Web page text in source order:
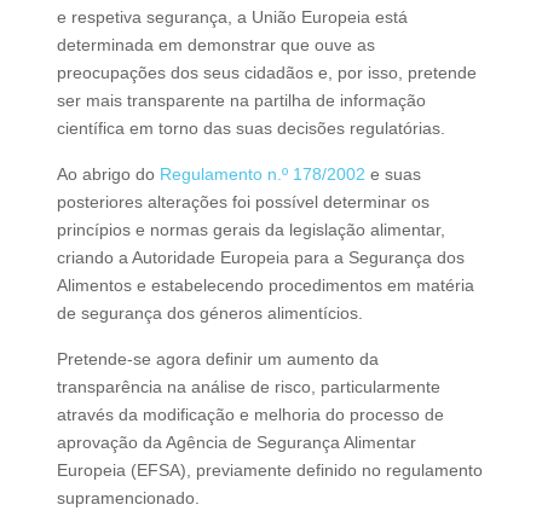
e respetiva segurança, a União Europeia está
determinada em demonstrar que ouve as
preocupações dos seus cidadãos e, por isso, pretende
ser mais transparente na partilha de informação
científica em torno das suas decisões regulatórias.
Ao abrigo do Regulamento n.º 178/2002 e suas
posteriores alterações foi possível determinar os
princípios e normas gerais da legislação alimentar,
criando a Autoridade Europeia para a Segurança dos
Alimentos e estabelecendo procedimentos em matéria
de segurança dos géneros alimentícios.
Pretende-se agora definir um aumento da
transparência na análise de risco, particularmente
através da modificação e melhoria do processo de
aprovação da Agência de Segurança Alimentar
Europeia (EFSA), previamente definido no regulamento
supramencionado.